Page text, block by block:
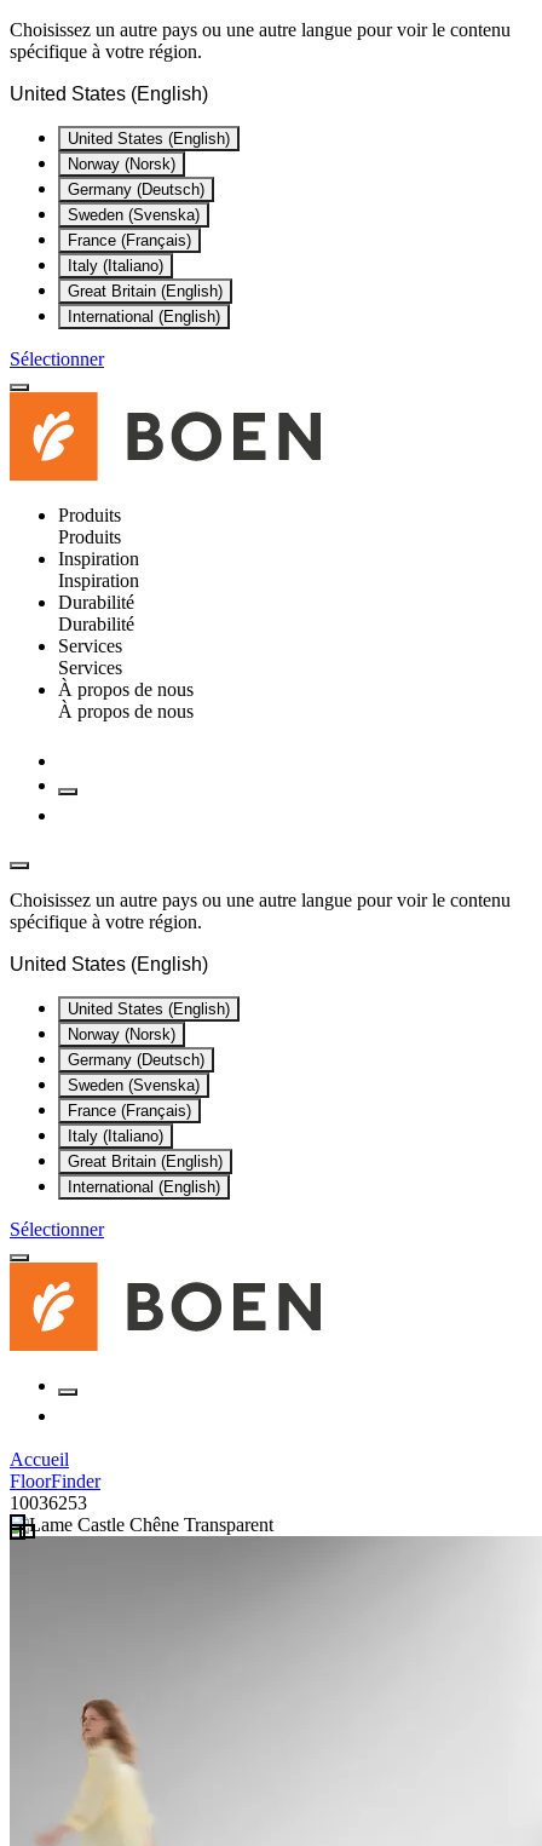
Choisissez un autre pays ou une autre langue pour voir le contenu
spécifique à votre région.
United States (English)
United States (English)
Norway (Norsk)
Germany (Deutsch)
Sweden (Svenska)
France (Français)
Italy (Italiano)
Great Britain (English)
International (English)
Sélectionner
Produits
Produits
Inspiration
Inspiration
Durabilité
Durabilité
Services
Services
À propos de nous
À propos de nous
Choisissez un autre pays ou une autre langue pour voir le contenu
spécifique à votre région.
United States (English)
United States (English)
Norway (Norsk)
Germany (Deutsch)
Sweden (Svenska)
France (Français)
Italy (Italiano)
Great Britain (English)
International (English)
Sélectionner
Accueil
FloorFinder
10036253